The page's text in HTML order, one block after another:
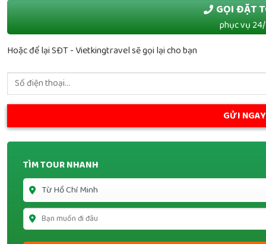
GỌI ĐẶT
phục vụ
Hoặc để lại SĐT - Vietkingtravel sẽ gọi lại cho bạn
TÌM TOUR NHANH